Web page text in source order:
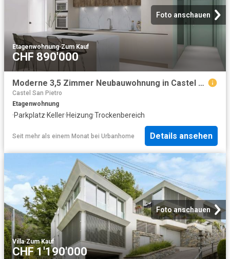
Foto anschauen
Etagenwohnung·Zum Kauf
CHF 890'000
Moderne 3,5 Zimmer Neubauwohnung in Castel San Pietro
Castel San Pietro
Etagenwohnung
·Parkplatz·Keller·Heizung·Trockenbereich
Seit mehr als einem Monat bei Urbanhome Details ansehen
Foto anschauen
Villa·Zum Kauf
CHF 1'190'000